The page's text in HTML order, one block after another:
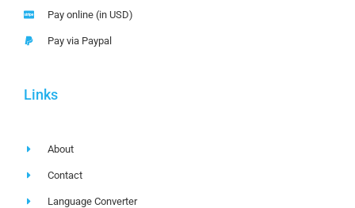
Pay online (in USD)
Pay via Paypal
Links
About
Contact
Language Converter